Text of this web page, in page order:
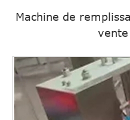
Machine de
vente